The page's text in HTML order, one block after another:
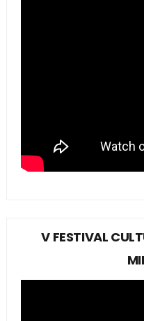
V FESTIVAL